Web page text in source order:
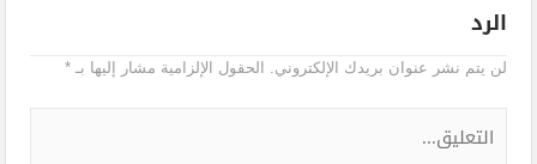
الرد
لن يتم نشر عنوان بريدك الإلكتروني. الحقول الإلزامية مشار إليها بـ*